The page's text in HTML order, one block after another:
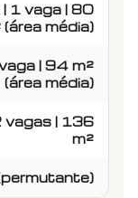
1 vaga | 80
(área média)
| 94 m²
(área média)
vagas | 136
m²